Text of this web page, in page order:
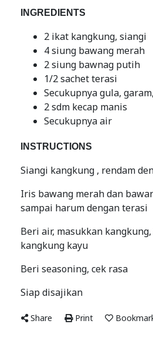
INGREDIENTS
2 ikat kangkung, siangi
4 siung bawang merah
2 siung bawnag putih
1/2 sachet terasi
Secukupnya gula,
2 sdm kecap manis
Secukupnya air
INSTRUCTIONS
Siangi kangkung , rendam
Iris bawang merah dan
sampai harum dengan terasi
Beri air, masukkan
kangkung kayu
Beri seasoning, cek rasa
Siap disajikan
Share Print